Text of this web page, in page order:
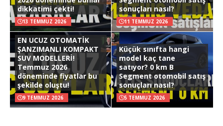
dikkatimi çekti!
13 TEMMUZ 2026
sonuçları nasıl?
11 TEMMUZ 2026
EN UCUZ OTOMATİK
ŞANZIMANLI KOMPAKT
SUV MODELLERİ!
Temmuz 2026
döneminde fiyatlar bu
şekilde oluştu!
9 TEMMUZ 2026
Küçük sınıfta hangi
model kaç tane
satıyor? 0 km B
Segment otomobil satış
sonuçları nasıl?
5 TEMMUZ 2026